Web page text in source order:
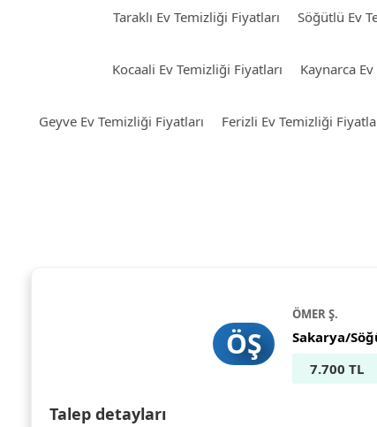
Taraklı Ev Temizliği Fiyatları Söğütlü Ev
Kocaali Ev Temizliği Fiyatları Kaynarca
Geyve Ev Temizliği Fiyatları Ferizli Ev Temizliği
ÖŞ
ÖMER Ş.
Sakarya/
7.700 TL
Talep detayları